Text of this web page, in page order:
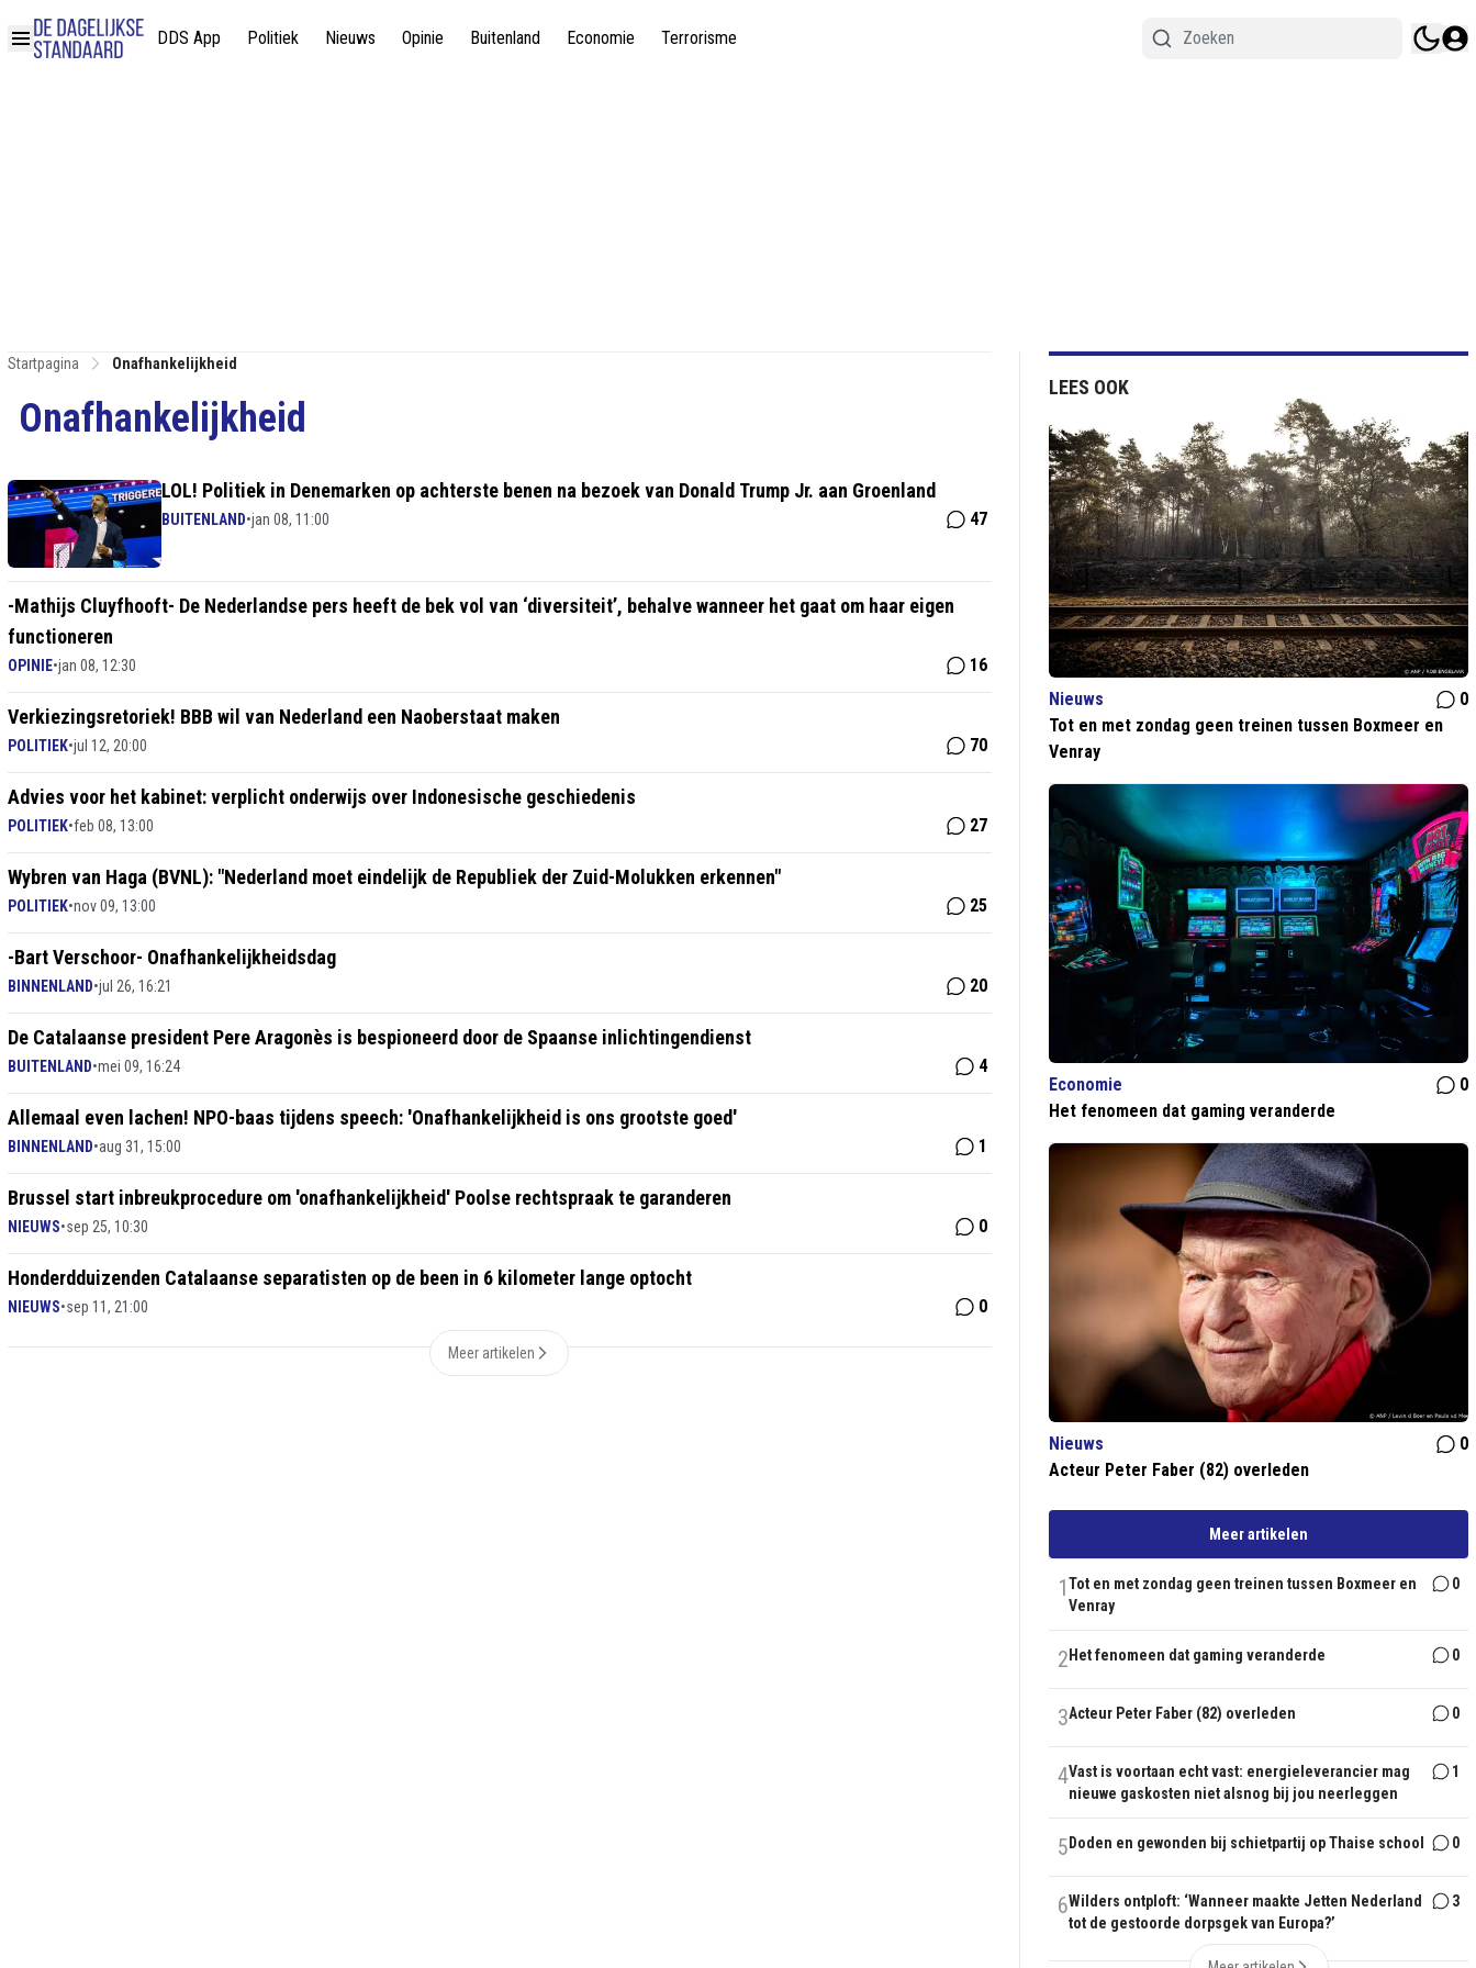
DDS App Politiek Nieuws Opinie Buitenland Economie Terrorisme
Startpagina Onafhankelijkheid
Onafhankelijkheid
LOL! Politiek in Denemarken op achterste benen na bezoek van Donald Trump Jr. aan Groenland
BUITENLAND•jan 08, 11:00 47
-Mathijs Cluyfhooft- De Nederlandse pers heeft de bek vol van ‘diversiteit’, behalve wanneer het gaat om haar eigen
functioneren
OPINIE•jan 08, 12:30 16
Verkiezingsretoriek! BBB wil van Nederland een Naoberstaat maken
POLITIEK•jul 12, 20:00 70
Advies voor het kabinet: verplicht onderwijs over Indonesische geschiedenis
POLITIEK•feb 08, 13:00 27
Wybren van Haga (BVNL): "Nederland moet eindelijk de Republiek der Zuid-Molukken erkennen"
POLITIEK•nov 09, 13:00 25
-Bart Verschoor- Onafhankelijkheidsdag
BINNENLAND•jul 26, 16:21 20
De Catalaanse president Pere Aragonès is bespioneerd door de Spaanse inlichtingendienst
BUITENLAND•mei 09, 16:24 4
Allemaal even lachen! NPO-baas tijdens speech: 'Onafhankelijkheid is ons grootste goed'
BINNENLAND•aug 31, 15:00 1
Brussel start inbreukprocedure om 'onafhankelijkheid' Poolse rechtspraak te garanderen
NIEUWS•sep 25, 10:30 0
Honderdduizenden Catalaanse separatisten op de been in 6 kilometer lange optocht
NIEUWS•sep 11, 21:00 0
Meer artikelen
LEES OOK
Nieuws
0
Tot en met zondag geen treinen tussen Boxmeer en
Venray
Economie
0
Het fenomeen dat gaming veranderde
Nieuws
0
Acteur Peter Faber (82) overleden
Meer artikelen
1Tot en met zondag geen treinen tussen Boxmeer en
Venray
0
2 Het fenomeen dat gaming veranderde 0
3Acteur Peter Faber (82) overleden 0
4Vast is voortaan echt vast: energieleverancier mag
nieuwe gaskosten niet alsnog bij jou neerleggen
1
5 Doden en gewonden bij schietpartij op Thaise school 0
6Wilders ontploft: ‘Wanneer maakte Jetten Nederland
tot de gestoorde dorpsgek van Europa?’
3